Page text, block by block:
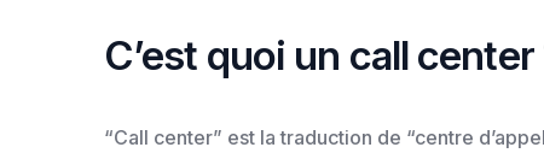
C’est quoi un call
“Call center” est la traduction de “centre